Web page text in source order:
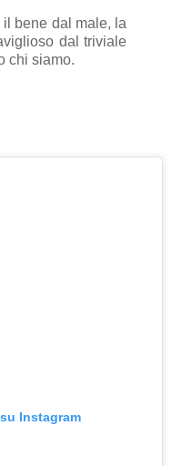
bene dal male, la
dal triviale
chi siamo.
Instagram